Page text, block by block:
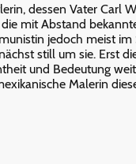
dessen Vater Carl
mit Abstand
jedoch meist
still um sie. Erst
und Bedeutung
Malerin